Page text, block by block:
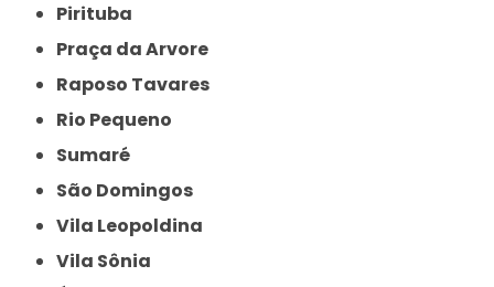
Pirituba
Praça da Arvore
Raposo Tavares
Rio Pequeno
Sumaré
São Domingos
Vila Leopoldina
Vila Sônia